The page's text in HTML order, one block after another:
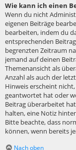
Wie kann ich einen
Wenn du nicht
eigenen Beiträge
bearbeiten, indem du
entsprechenden
begrenzten Zeitraum
jemand auf deinen
Themenansicht als
Anzahl als auch der
Hinweis erscheint
geantwortet hat oder
Beitrag überarbeitet
halten, eine Notiz
Bitte beachte, dass
können, wenn bereits
Nach oben